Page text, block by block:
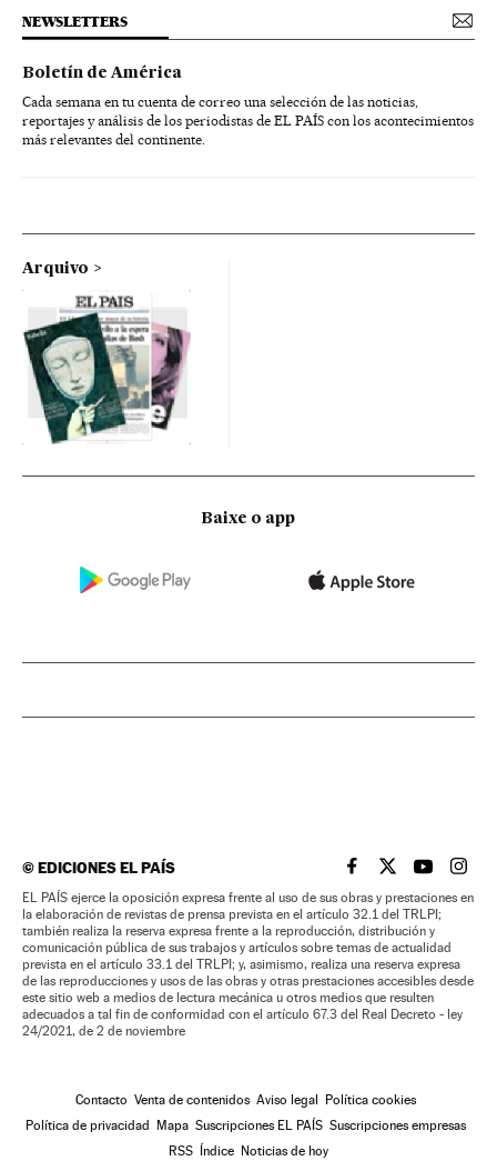
NEWSLETTERS
Boletín de América
Cada semana en tu cuenta de correo una selección de las noticias,
reportajes y análisis de los periodistas de EL PAÍS con los acontecimientos
más relevantes del continente.
Arquivo
Baixe o app
©EDICIONES EL PAÍS EL PAÍS BRASIL EN
EL PAÍSEL PAÍS
EL
EL PAÍS ejerce la oposición expresa frente al uso de sus obras y prestaciones en
la elaboración de revistas de prensa prevista en el artículo 32.1 del TRLPI;
también realiza la reserva expresa frente a la reproducción, distribución y
comunicación pública de sus trabajos y artículos sobre temas de actualidad
prevista en el artículo 33.1 del TRLPI; y, asimismo, realiza una reserva expresa
de las reproducciones y usos de las obras y otras prestaciones accesibles desde
este sitio web a medios de lectura mecánica u otros medios que resulten
adecuados a tal fin de conformidad con el artículo 67.3 del Real Decreto - ley
24/2021, de 2 de noviembre
Contacto Venta de contenidos Aviso legal Política cookies
Política de privacidad Mapa Suscripciones EL PAÍS Suscripciones empresas
RSS Índice Noticias de hoy